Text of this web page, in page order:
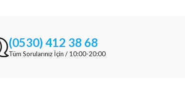
(0530) 412 38 68
Tüm Sorularınız İçin / 10:00-20:00